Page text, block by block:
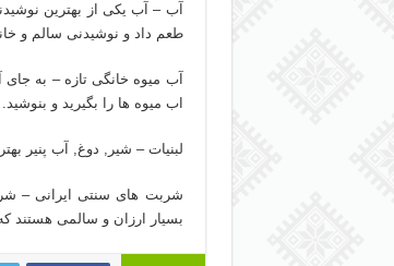
آب – آب یکی از بهترین
طعم داد و نوشیدنی سالم و
آب میوه خانگی تازه – به جای
اب میوه ها را بگیرید و بنوشید.
لبنیات – شیر, دوغ, آب پنیر
شربت های سنتی ایرانی –
بسیار ارزان و سالمی هستند